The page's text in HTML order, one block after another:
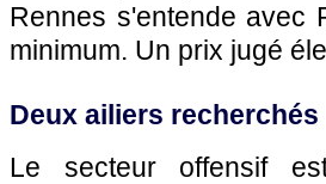
Rennes s'entende avec
minimum. Un prix jugé
Deux ailiers recherchés
Le secteur offensif